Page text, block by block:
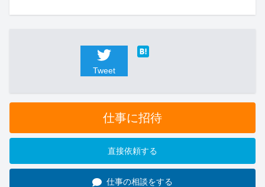
Tweet
仕事に招待
直接依頼する
仕事の相談をする